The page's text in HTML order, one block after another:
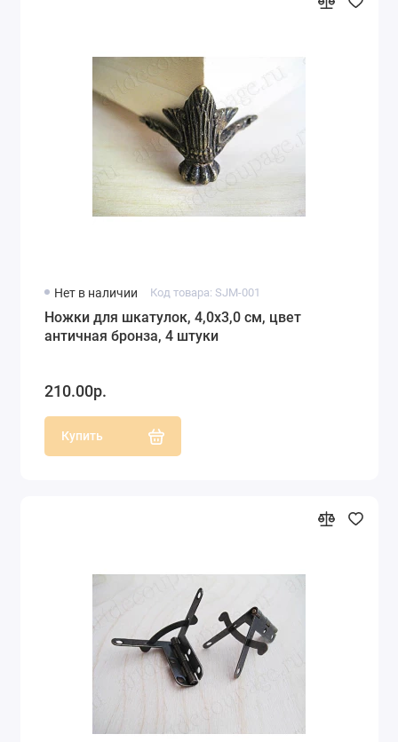
Нет в наличии Код товара: SJM-001
Ножки для шкатулок, 4,0х3,0 см, цвет
античная бронза, 4 штуки
210.00р.
Купить